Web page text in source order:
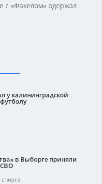
с «Факелом» одержал
у калининградской
в Выборге приняли
СВО